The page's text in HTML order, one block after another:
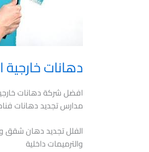
دهانات خارجية
افضل شركة دهانات
مدارس تجديد دهانات
الفلل تجديد دهان شقق
والترميمات داخلية